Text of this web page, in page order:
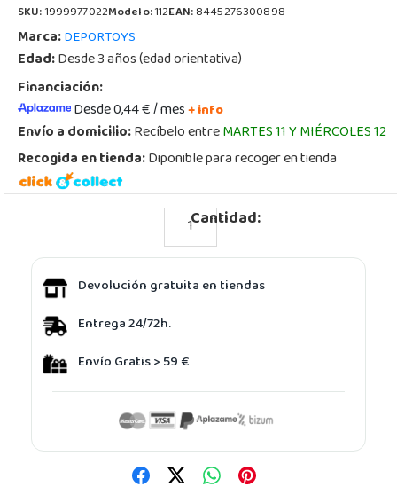
SKU:1999977022Modelo:112EAN:8445276300898
Marca:DEPORTOYS
Edad:Desde 3 años (edad orientativa)
Financiación:
Desde 0,44 € / mes+ info
Envío a domicilio:Recíbelo entreMARTES 11 Y MIÉRCOLES 12
Recogida en tienda:Diponible para recoger en tienda
Cantidad:
Devolución gratuita en tiendas
Entrega 24/72h.
Envío Gratis > 59 €